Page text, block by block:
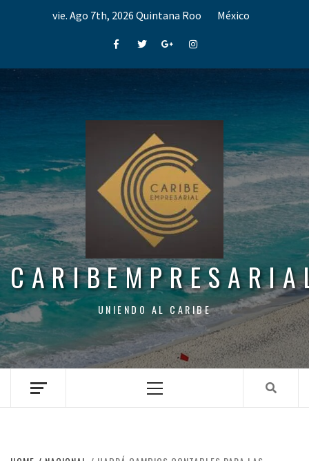
vie. Ago 7th, 2026 Quintana Roo México
FacebookTwitterGoogle+Instagram
UNIENDO AL CARIBE
Menu